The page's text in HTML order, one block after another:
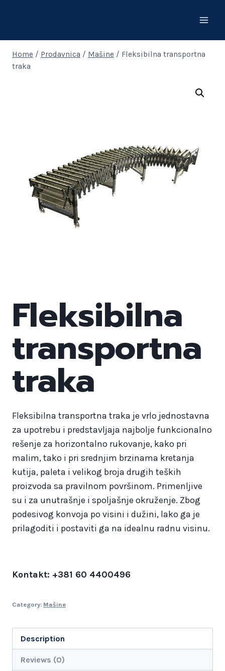
Home / Prodavnica / Mašine / Fleksibilna transportna
traka
Fleksibilna
transportna
traka
Fleksibilna transportna traka je vrlo jednostavna
za upotrebu i predstavljaja najbolje funkcionalno
rešenje za horizontalno rukovanje, kako pri
malim, tako i pri srednjim brzinama kretanja
kutija, paleta i velikog broja drugih teških
proizvoda sa pravilnom površinom. Primenljive
su i za unutrašnje i spoljašnje okruženje. Zbog
podesivog konvoja po visini i dužini, lako ga je
prilagoditi i postaviti ga na idealnu radnu visinu.
Kontakt: +381 60 4400496
Category: Mašine
Description
Reviews (0)